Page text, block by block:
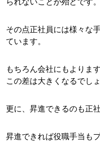
その点正社員には様々な
ています。
もちろん会社にもよりま
この差は大きくなるでしょ
更に、昇進できるのも正社
昇進できれば役職手当も